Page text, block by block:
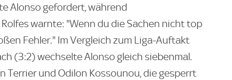
Alonso gefordert, während
warnte: "Wenn du die Sachen nicht top
Fehler." Im Vergleich zum Liga-Auftakt
(3:2) wechselte Alonso gleich siebenmal.
Terrier und Odilon Kossounou, die gesperrt